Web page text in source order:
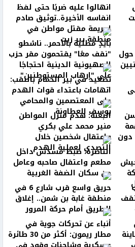
انهالوا عليه ضربًا حتى لفظ
انفاسه الأخيرة..توثيق صادم
لجريمة مقتل مواطن في
منطقة بير زيت
بأيدٍ مطلية بالأحمر.. ناشطو
"نقف معًا" يقتحمون مقر حزب
الصهيونية الدينية احتجاجًا
على "إرهاب المستوطنين"
تصعيد في بير الحمام بالنقب:
اتهامات باعتداء قوات الهدم
على المعتصمين والمحامي
يوسف العطاونة
دون
البعنة: هدم منزل المواطن
منير محمد علي بكري
واعتقال شخصين خلال
التصدي لعملية الهدم
الناصرة: ضبط مسدس داخل
مطعم واعتقال صاحبه وعامل
من سكان الضفة الغربية
حريق واسع قرب شارع 6 في
منطقة غابة بن شمن.. إغلاق
الطريق أمام حركة المرور
أنباء عن تحركات جوية في
مطار ريمون: أكثر من 30 طائرة